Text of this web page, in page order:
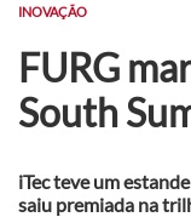
INOVAÇÃO
FURG
South
iTec teve um
saiu premiada na